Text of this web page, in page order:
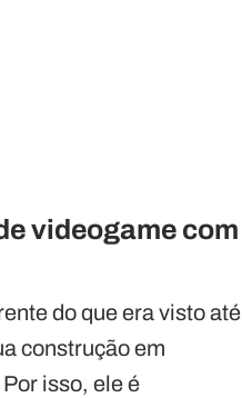
videogame com
do que era visto até
construção em
isso, ele é